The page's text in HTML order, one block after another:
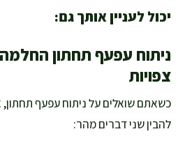
יכול לעניין אותך גם:
ניתוח עפעף תחתון
צפויות
כשאתם שואלים על ניתוח עפעף
להבין שני דברים מהר: